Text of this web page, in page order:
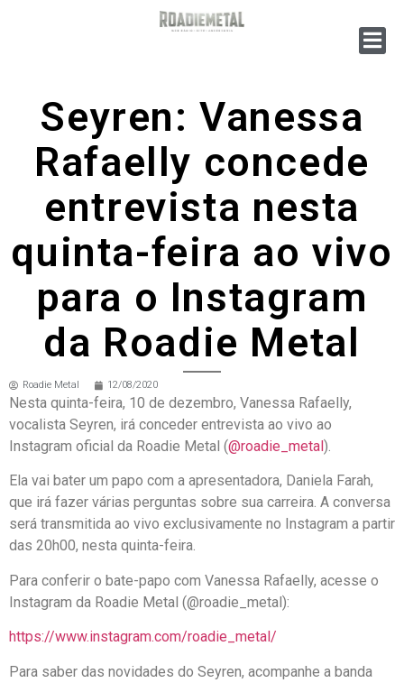
Seyren: Vanessa
Rafaelly concede
entrevista nesta
quinta-feira ao vivo
para o Instagram
da Roadie Metal
Roadie Metal 12/08/2020
Nesta quinta-feira, 10 de dezembro, Vanessa Rafaelly,
vocalista Seyren, irá conceder entrevista ao vivo ao
Instagram oficial da Roadie Metal (@roadie_metal).
Ela vai bater um papo com a apresentadora, Daniela Farah,
que irá fazer várias perguntas sobre sua carreira. A conversa
será transmitida ao vivo exclusivamente no Instagram a partir
das 20h00, nesta quinta-feira.
Para conferir o bate-papo com Vanessa Rafaelly, acesse o
Instagram da Roadie Metal (@roadie_metal):
https://www.instagram.com/roadie_metal/
Para saber das novidades do Seyren, acompanhe a banda